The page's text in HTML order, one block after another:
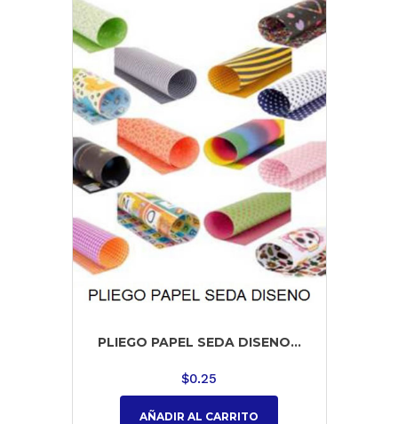
PLIEGO PAPEL SEDA DISENO...
$0.25
AÑADIR AL CARRITO